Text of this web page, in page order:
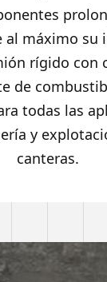
al máximo su
rígido con
de
todas las
y
canteras.